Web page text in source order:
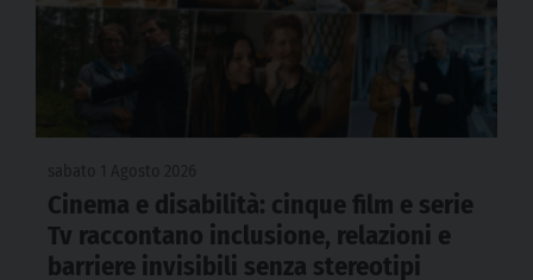
Cinema e disabilità: cinque film e serie
Tv raccontano inclusione, relazioni e
barriere invisibili senza stereotipi